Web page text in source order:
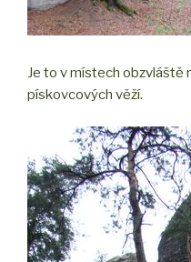
Je to v místech obzvláště
pískovcových věží.